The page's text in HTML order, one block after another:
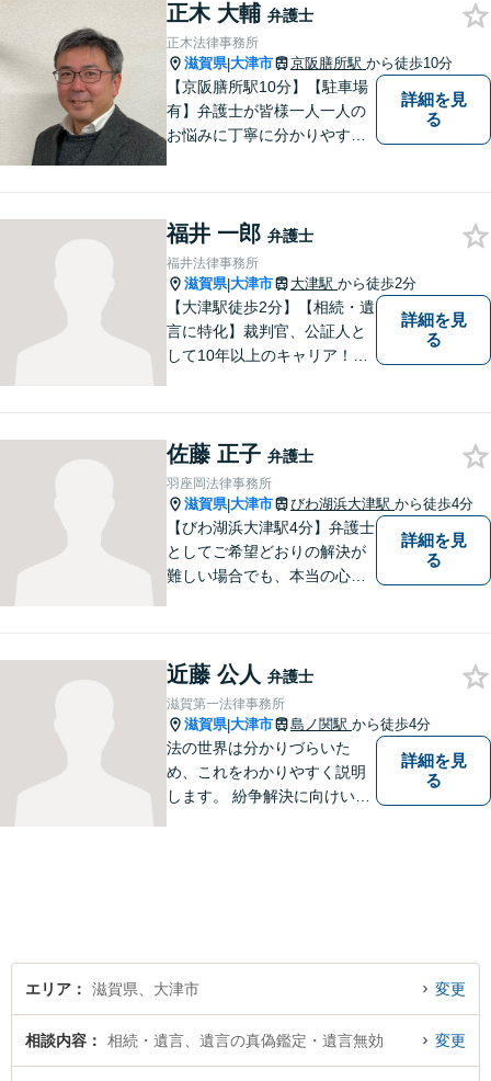
位 弁護士ドットコムランキ
ング（2024年7月-2026年7月
現在）】
正木 大輔 弁護士
正木法律事務所
滋賀県|大津市 京阪膳所駅 から徒歩10分
【京阪膳所駅10分】【駐車場
有】弁護士が皆様一人一人の
お悩みに丁寧に分かりやすく
進できることがございます。
どうぞ当事務所にご相談くだ
さい。
詳細を見
る
福井 一郎 弁護士
福井法律事務所
滋賀県|大津市 大津駅 から徒歩2分
【大津駅徒歩2分】【相続・遺
言に特化】裁判官、公証人と
して10年以上のキャリア！親
抱えるお気持ちやご希望をぜ
ひお聞かせください！
詳細を見
る
佐藤 正子 弁護士
羽座岡法律事務所
滋賀県|大津市 びわ湖浜大津駅 から徒歩4分
【びわ湖浜大津駅4分】弁護士
としてご希望どおりの解決が
難しい場合でも、本当の心の
やすい雰囲気作りを心掛けて
おりますので、お気軽にご相
談ください。
詳細を見
る
近藤 公人 弁護士
滋賀第一法律事務所
滋賀県|大津市 島ノ関駅 から徒歩4分
法の世界は分かりづらいた
め、これをわかりやすく説明
します。 紛争解決に向けいく
詳細を見
る
エリア 滋賀県、大津市 変更
相談内容 相続・遺言、遺言の真偽鑑定・遺言無効 変更